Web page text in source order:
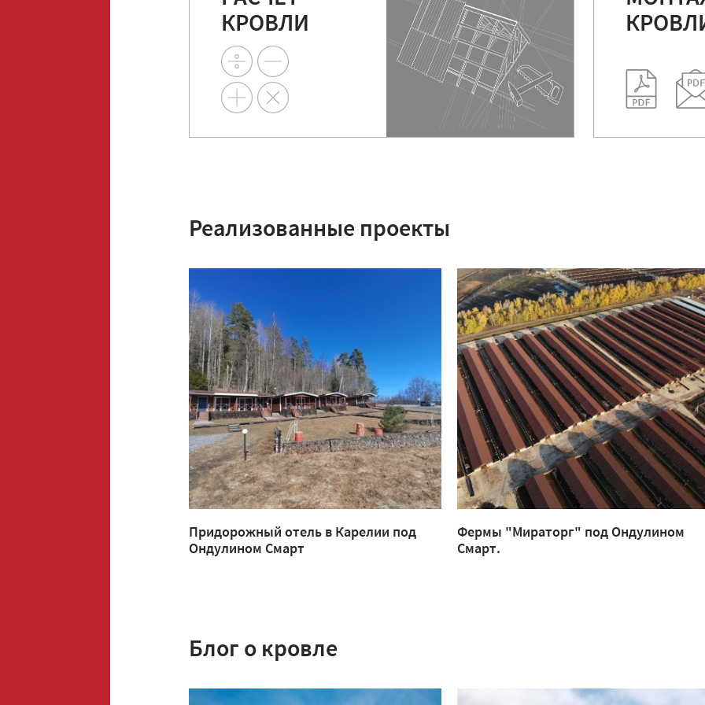
КРОВЛИ
Реализованные проекты
Придорожный отель в Карелии под
Ондулином Смарт
Фермы "Мираторг" под Ондулином
Смарт.
Блог о кровле